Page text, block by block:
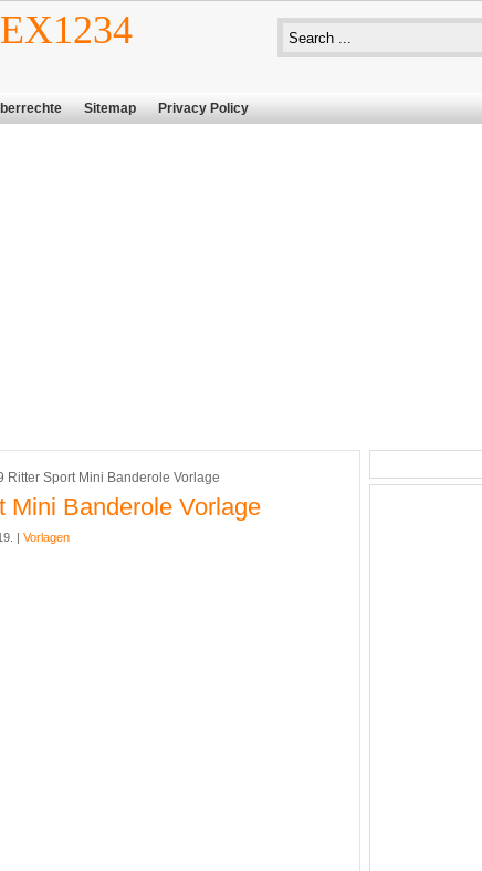
Sitemap Privacy Policy
Ritter Sport Mini Banderole Vorlage
Mini Banderole Vorlage
| Vorlagen